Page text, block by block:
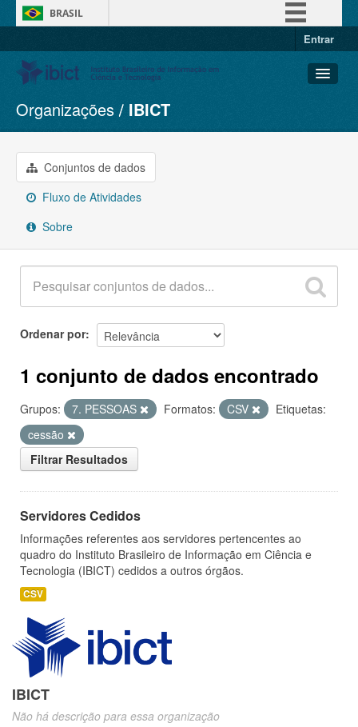
BRASIL
Entrar
Conjuntos de dados
Organizações
Grupos
Sobre
Organizações IBICT
Conjuntos de dados
Fluxo de Atividades
Sobre
Ordenar por
1 conjunto de dados encontrado
Grupos: 7. PESSOAS Formatos: CSV
Etiquetas:
cessão
Filtrar Resultados
Servidores Cedidos
Informações referentes aos servidores pertencentes ao
quadro do Instituto Brasileiro de Informação em Ciência e
Tecnologia (IBICT) cedidos a outros órgãos.
CSV
IBICT
Não há descrição para essa organização